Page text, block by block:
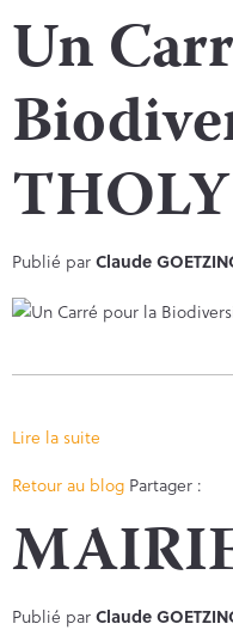
Un
THOLY
Publié parClaude
Lire la suite
Retour au blog Partager :
Publié parClaude